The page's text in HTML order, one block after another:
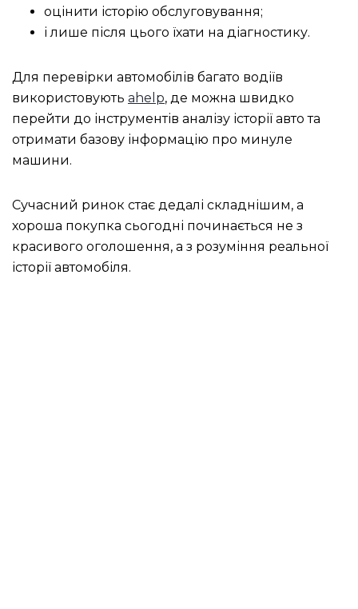
оцінити історію обслуговування;
і лише після цього їхати на діагностику.
Для перевірки автомобілів багато водіїв
використовують ahelp, де можна швидко
перейти до інструментів аналізу історії авто та
отримати базову інформацію про минуле
машини.
Сучасний ринок стає дедалі складнішим, а
хороша покупка сьогодні починається не з
красивого оголошення, а з розуміння реальної
історії автомобіля.